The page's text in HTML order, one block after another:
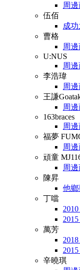
周
伍佰
成
曹格
周
U:NUS
周
李浩瑋
周
王謙
周
163braces
周
福夢
周
頑童
周
陳昇
他鄉
丁噹
萬芳
辛曉琪